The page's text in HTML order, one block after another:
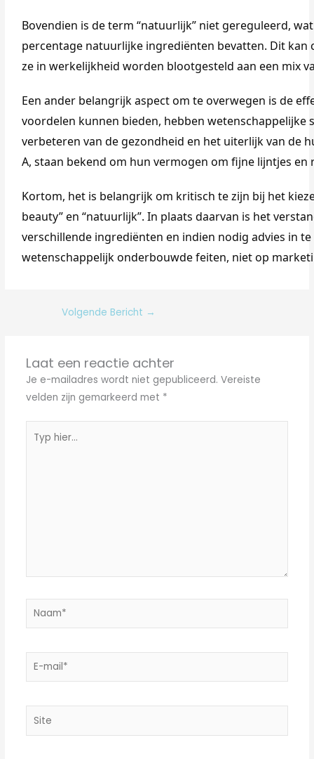
Bovendien is de term “natuurlijk” niet gereguleerd,
percentage natuurlijke ingrediënten bevatten. Dit
ze in werkelijkheid worden blootgesteld aan een mix
Een ander belangrijk aspect om te overwegen is de
voordelen kunnen bieden, hebben
verbeteren van de gezondheid en het uiterlijk van de
A, staan bekend om hun vermogen om fijne lijntjes
Kortom, het is belangrijk om kritisch te zijn bij het
beauty” en “natuurlijk”. In plaats daarvan is het
verschillende ingrediënten en indien nodig advies in
wetenschappelijk onderbouwde feiten, niet op
Volgende Bericht →
Laat een reactie achter
Je e-mailadres wordt niet gepubliceerd. Vereiste
velden zijn gemarkeerd met *
hier...
Naam*
E-
Site